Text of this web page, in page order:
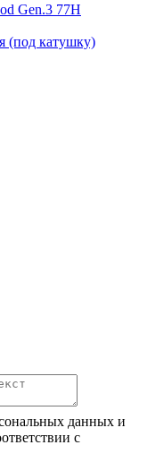
Gen.3 77H
(под катушку)
данных и
с